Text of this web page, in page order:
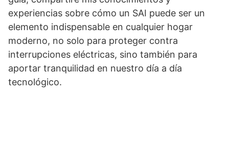
experiencias sobre cómo un SAI puede ser un
elemento indispensable en cualquier hogar
moderno, no solo para proteger contra
interrupciones eléctricas, sino también para
aportar tranquilidad en nuestro día a día
tecnológico.